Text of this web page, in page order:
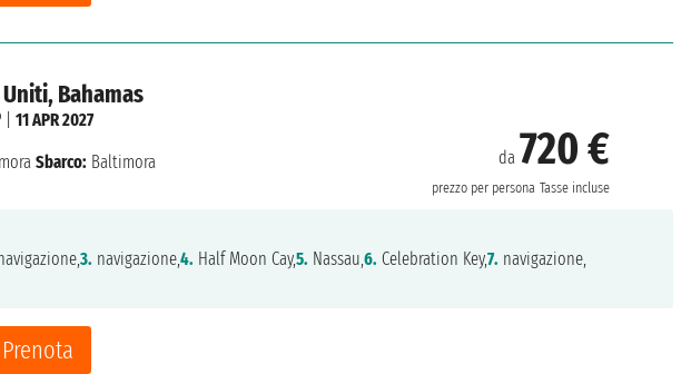
Bahamas
da 720 €
prezzo per persona Tasse incluse
Prenota
|11 APR 2027
Sbarco: Baltimora
3. navigazione,4. Half Moon Cay,5. Nassau,6. Celebration Key,7. navigazione,